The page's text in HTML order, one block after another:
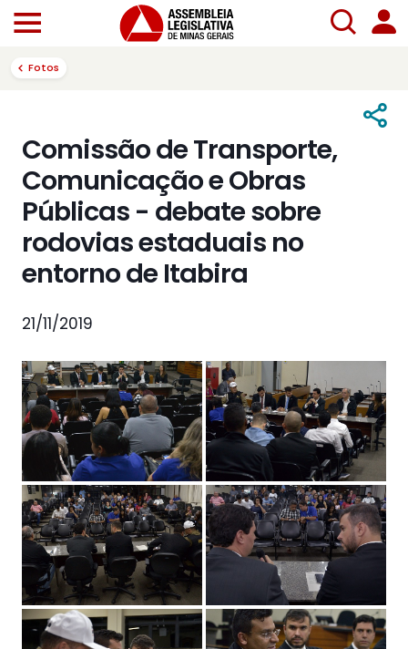
Fotos
Comissão de Transporte,
Comunicação e Obras
Públicas - debate sobre
rodovias estaduais no
entorno de Itabira
21/11/2019